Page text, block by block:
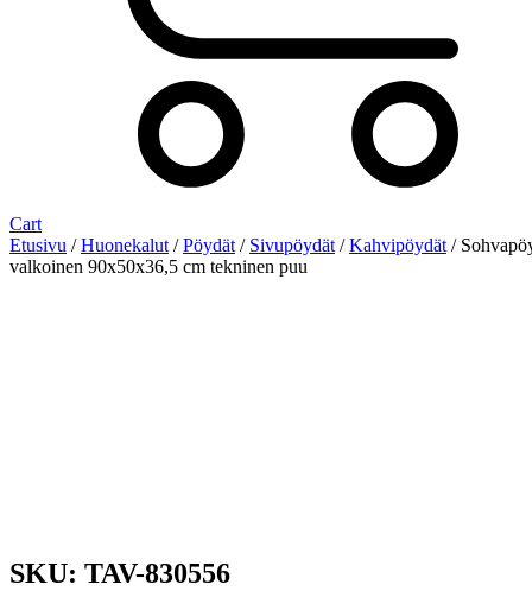
Cart
Etusivu /Huonekalut /Pöydät / Sivupöydät /Kahvipöydät /
valkoinen 90x50x36,5 cm tekninen puu
SKU: TAV-830556